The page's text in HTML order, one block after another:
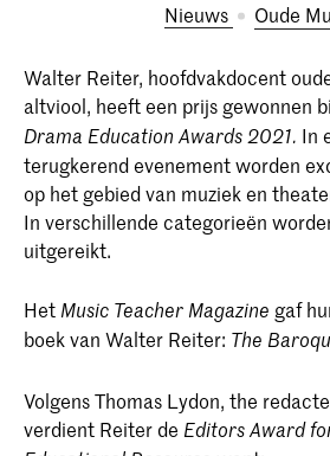
Nieuws Oude
Walter Reiter, hoofdvakdocent
altviool, heeft een prijs gewonnen
Drama Education Awards 2021. In
terugkerend evenement worden
op het gebied van muziek en
In verschillende categorieën
uitgereikt.
Het Music Teacher Magazine gaf
boek van Walter Reiter: The
Volgens Thomas Lydon, the
verdient Reiter de Editors Award